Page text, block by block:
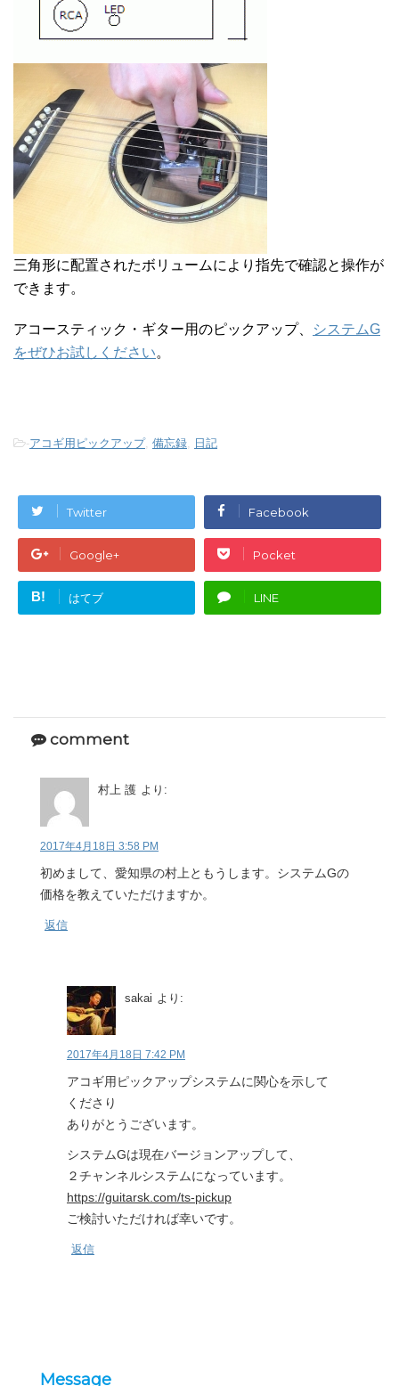
三角形に配置されたボリュームにより指先で確認と操作が
できます。
アコースティック・ギター用のピックアップ、
システムG
をぜひお試しください。
-アコギ用ピックアップ, 備忘録, 日記
Twitter Facebook
Google+ Pocket
B! はてブ LINE
comment
村上 護 より:
2017年4月18日 3:58 PM
初めまして、愛知県の村上ともうします。システムGの
価格を教えていただけますか。
返信
sakai より:
2017年4月18日 7:42 PM
アコギ用ピックアップシステムに関心を示して
くださり
ありがとうございます。
システムGは現在バージョンアップして、
２チャンネルシステムになっています。
https://guitarsk.com/ts-pickup
ご検討いただければ幸いです。
返信
Message